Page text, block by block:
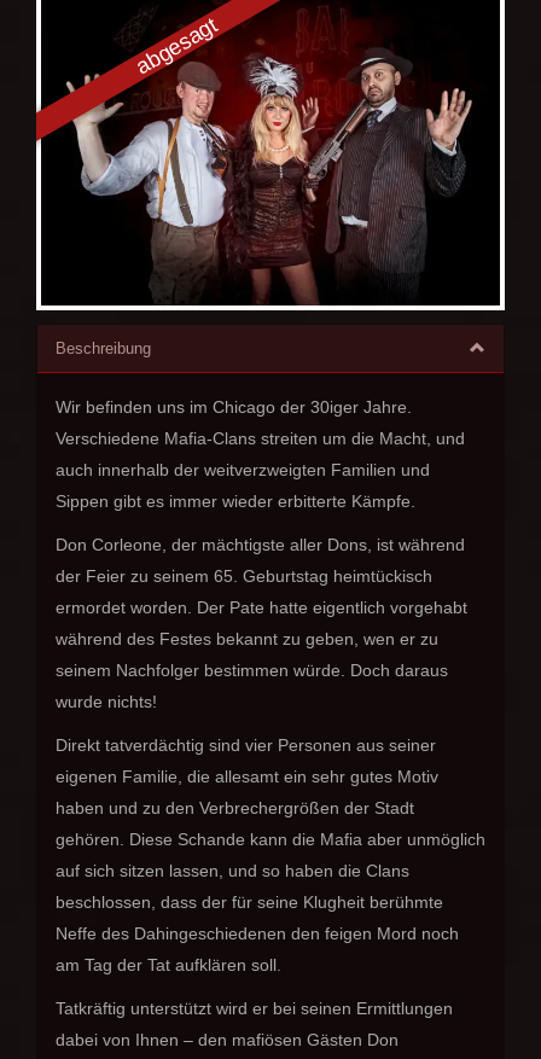
Beschreibung
Wir befinden uns im Chicago der 30iger Jahre.
Verschiedene Mafia-Clans streiten um die Macht, und
auch innerhalb der weitverzweigten Familien und
Sippen gibt es immer wieder erbitterte Kämpfe.
Don Corleone, der mächtigste aller Dons, ist während
der Feier zu seinem 65. Geburtstag heimtückisch
ermordet worden. Der Pate hatte eigentlich vorgehabt
während des Festes bekannt zu geben, wen er zu
seinem Nachfolger bestimmen würde. Doch daraus
wurde nichts!
Direkt tatverdächtig sind vier Personen aus seiner
eigenen Familie, die allesamt ein sehr gutes Motiv
haben und zu den Verbrechergrößen der Stadt
gehören. Diese Schande kann die Mafia aber unmöglich
auf sich sitzen lassen, und so haben die Clans
beschlossen, dass der für seine Klugheit berühmte
Neffe des Dahingeschiedenen den feigen Mord noch
am Tag der Tat aufklären soll.
Tatkräftig unterstützt wird er bei seinen Ermittlungen
dabei von Ihnen – den mafiösen Gästen Don